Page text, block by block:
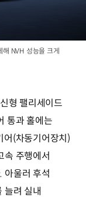
해 NVH 성능을 크게
형 팰리세이드
통과 홀에는
어(차동기어장치)
속 주행에서
아울러 후석
늘려 실내